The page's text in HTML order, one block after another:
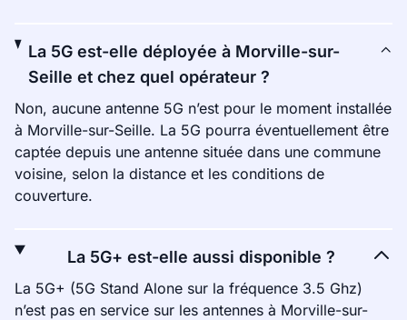
La 5G est-elle déployée à Morville-sur-
Seille et chez quel opérateur ?
Non, aucune antenne 5G n’est pour le moment installée
à Morville-sur-Seille. La 5G pourra éventuellement être
captée depuis une antenne située dans une commune
voisine, selon la distance et les conditions de
couverture.
La 5G+ est-elle aussi disponible ?
La 5G+ (5G Stand Alone sur la fréquence 3.5 Ghz)
n’est pas en service sur les antennes à Morville-sur-